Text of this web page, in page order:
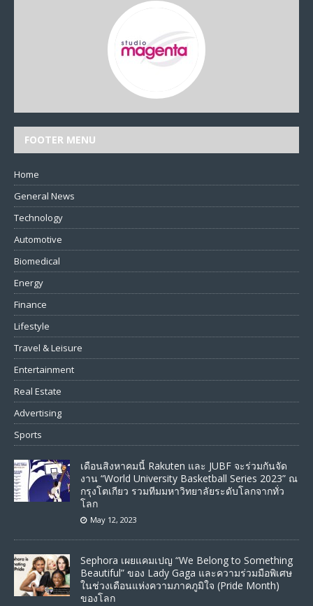
FOOTER MENU
Home
General News
Technology
Automotive
Biomedical
Energy
Finance
Lifestyle
Travel & Leisure
Entertainment
Real Estate
Advertising
Sports
เดือนสิงหาคมนี้ Rakuten และ JUBF จะร่วมกันจัด
งาน “World University Basketball Series 2023” ณ
กรุงโตเกียว รวมทีมมหาวิทยาลัยระดับโลกจากทั่ว
โลก
May 12, 2023
Sephora เผยแคมเปญ “We Belong to Something
Beautiful” ของ Lady Gaga และความร่วมมือพิเศษ
ในช่วงเดือนแห่งความภาคภูมิใจ (Pride Month)
ของโลก